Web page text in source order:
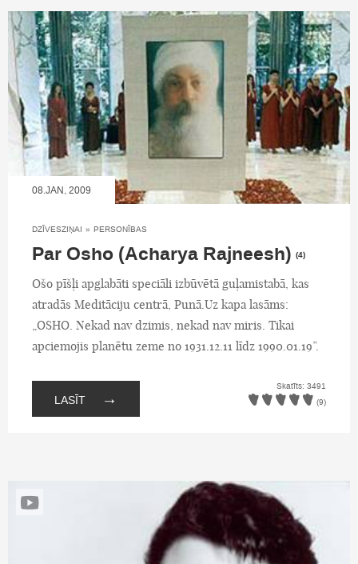
08.JAN, 2009
DZĪVESZIŅAI » PERSONĪBAS
Par Osho (Acharya Rajneesh) (4)
Ošo pīšļi apglabāti speciāli izbūvētā guļamistabā, kas
atradās Meditāciju centrā, Punā.Uz kapa lasāms:
„OSHO. Nekad nav dzimis, nekad nav miris. Tikai
apciemojis planētu zeme no 1931.12.11 līdz 1990.01.19”.
LASĪT →
Skatīts: 3491
(9)